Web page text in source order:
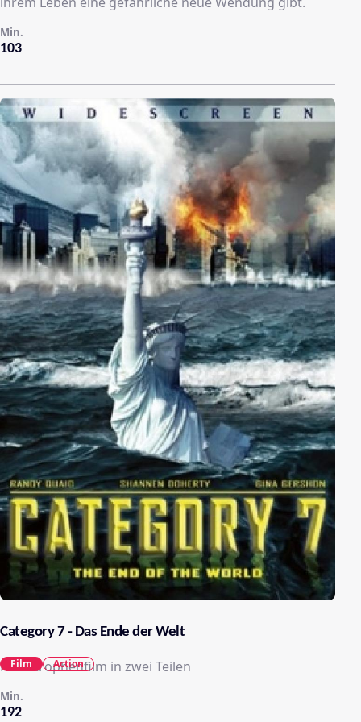
103
Min.
Category 7 - Das Ende der Welt
Katastrophenfilm in zwei Teilen
192
Min.
Film Action